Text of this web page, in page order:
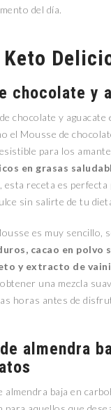
del día.
chocolate y
chocolate y aguacate
el Mousse de
para los
en grasas
, esta receta es
sin salirte de tu
es muy sencillo,
cacao en polvo
y extracto de
una mezcla
horas antes de
almendra
almendra baja en